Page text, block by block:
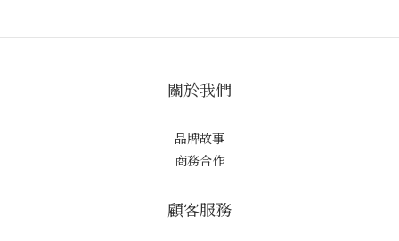
關於我們
品牌故事
商務合作
顧客服務